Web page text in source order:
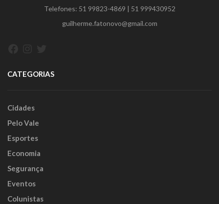
Telefones: 51 99823-4869 | 51 999430952
guilherme.fatonovo@gmail.com
CATEGORIAS
Cidades
Pelo Vale
Esportes
Economia
Segurança
Eventos
Colunistas